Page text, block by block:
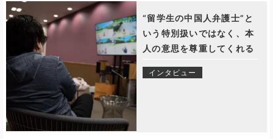
“留学生の中国人弁護士”と
いう特別扱いではなく、本
人の意思を尊重してくれる
インタビュー